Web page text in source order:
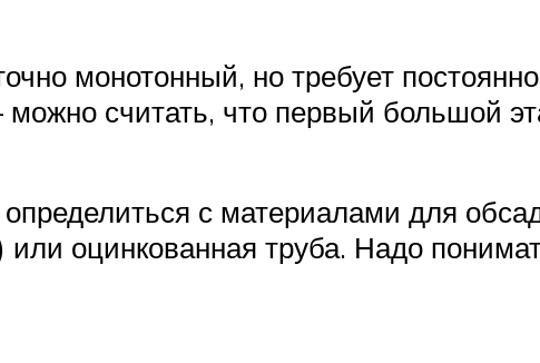
монотонный, но требует
можно считать, что первый большой
с материалами для
или оцинкованная труба. Надо